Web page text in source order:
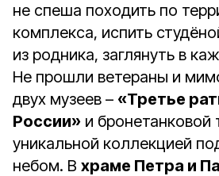
не спеша походить по
комплекса, испить
из родника, заглянуть в
Не прошли ветераны и
двух музеев – «Третье
России» и бронетанковой
уникальной коллекцией
небом. В храме Петра и